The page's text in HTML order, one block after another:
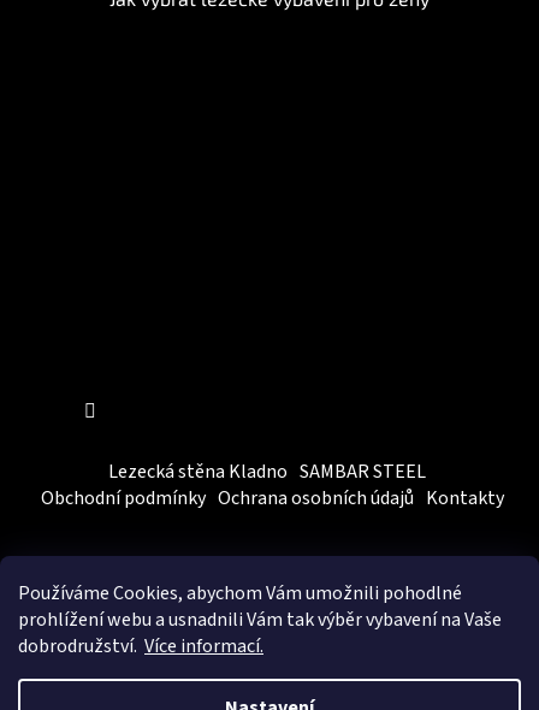
Používáme Cookies, abychom Vámumožnili pohodlné
prohlížení webu a usnadnili Vám tak výběr vybavení na Vaše
dobrodružství. Více informací.
Lezecká stěna Kladno SAMBAR STEEL
Obchodní podmínky Ochrana osobních údajů Kontakty
Vytvořil Shoptet
&BEOM.cz